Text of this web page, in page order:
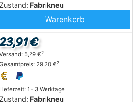
Zustand: Fabrikneu
Warenkorb
Lieferzeit: 1 - 3 Werktage
Zustand: Fabrikneu
23,91 €
Versand: 5,29 €2
Gesamtpreis: 29,20 €2